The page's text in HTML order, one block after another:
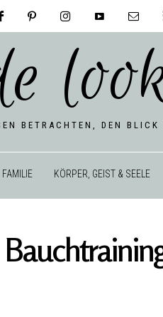
BETRACHTEN, DEN BLICK
FAMILIE KÖRPER, GEIST & SEELE